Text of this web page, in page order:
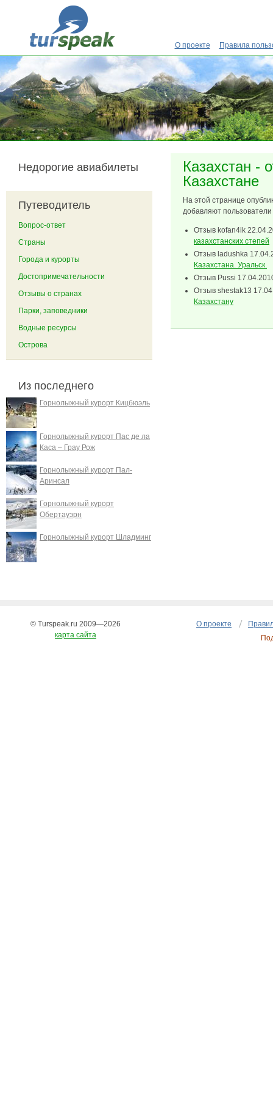
Перейти к основному содержанию
О проекте Правила
Казахстан -
Казахстане
На этой странице
добавляют пользователи
Отзыв kofan4ik
казахстанских степей
Отзыв ladushka
Казахстана. Уральск.
Отзыв Pussi
Отзыв shestak13
Казахстану
Недорогие авиабилеты
Путеводитель
Вопрос-ответ
Страны
Города и курорты
Достопримечательности
Отзывы о странах
Парки, заповедники
Водные ресурсы
Острова
Из последнего
Горнолыжный курорт Кицбюэль
Горнолыжный курорт Пас де ла
Каса – Грау Рож
Горнолыжный курорт Пал-
Аринсал
Горнолыжный курорт
Обертауэрн
Горнолыжный курорт Шладминг
О проекте
© Turspeak.ru 2009—2026
карта сайта